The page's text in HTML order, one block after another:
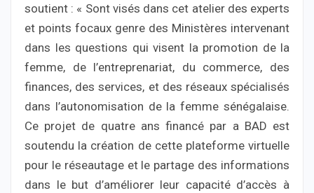
soutient : « Sont visés dans cet atelier des experts
et points focaux genre des Ministères intervenant
dans les questions qui visent la promotion de la
femme, de l’entreprenariat, du commerce, des
finances, des services, et des réseaux spécialisés
dans l’autonomisation de la femme sénégalaise.
Ce projet de quatre ans financé par a BAD est
soutendu la création de cette plateforme virtuelle
pour le réseautage et le partage des informations
dans le but d’améliorer leur capacité d’accès à